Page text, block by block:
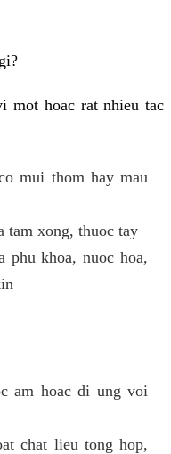
mot hoac rat nhieu tac
mui thom hay mau
tam xong, thuoc tay
phu khoa, nuoc hoa,
am hoac di ung voi
chat lieu tong hop,